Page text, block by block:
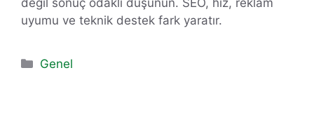
değil sonuç odaklı düşünün. SEO, hız, reklam
uyumu ve teknik destek fark yaratır.
Kategoriler
Genel